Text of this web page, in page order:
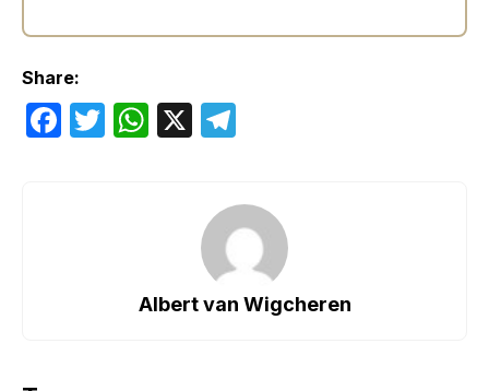
Share:
F
T
W
p
X
gr
a
m
Albert van Wigcheren